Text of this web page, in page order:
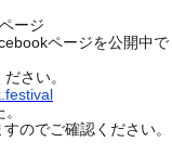
ページ
ページを公開中で
さい。
のでご確認ください。